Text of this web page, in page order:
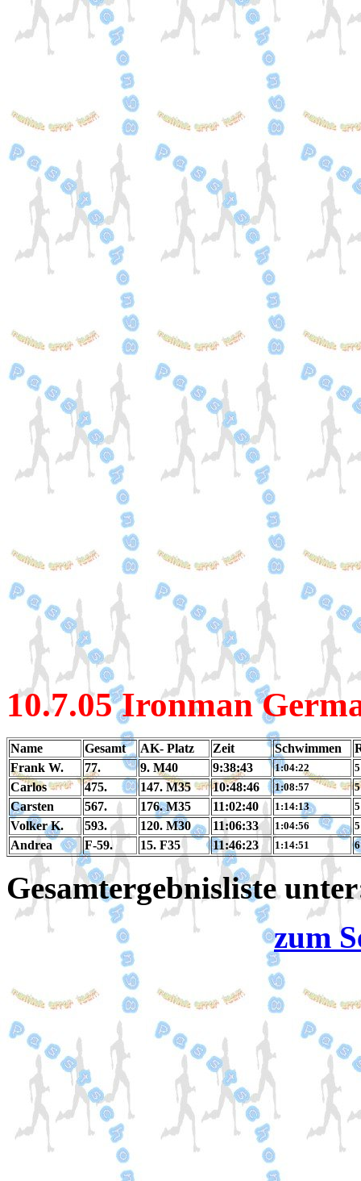
10.7.05 Ironman
Name Gesamt AK- Platz Zeit Schwimmen
Frank W.
77. 9. M40 9:38:43 1:04:22
Carlos 475. 147. M35 10:48:46 1:08:57
Carsten 567. 176. M35 11:02:40 1:14:13
Volker K. 593. 120. M30 11:06:33 1:04:56
Andrea F-59. 15. F35 11:46:23 1:14:51
Gesamtergebnisliste
zum